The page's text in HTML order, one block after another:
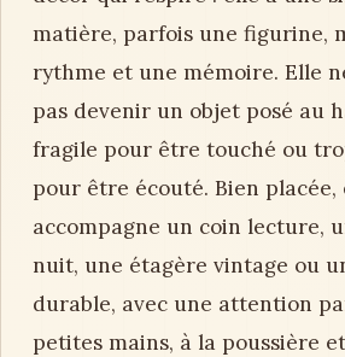
matière, parfois une figurine,
rythme et une mémoire. Elle
pas devenir un objet posé au
fragile pour être touché ou
pour être écouté. Bien placée,
accompagne un coin lecture,
nuit, une étagère vintage ou
durable, avec une attention
petites mains, à la poussière